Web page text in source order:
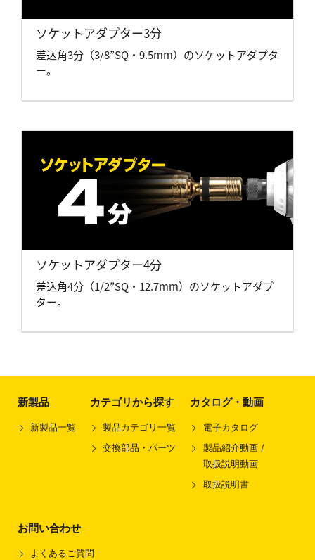
ソケットアダプター3分
差込角3分（3/8”SQ・9.5mm）のソケットアダプタ
ー。
ソケットアダプター4分
差込角4分（1/2”SQ・12.7mm）のソケットアダプ
ター。
新製品
新製品一覧
カテゴリから探す
製品カテゴリ一覧
交換部品・パーツ
カタログ・動画
電子カタログ
製品紹介動画 /
取扱説明動画
取扱説明書
お問い合わせ
よくあるご質問